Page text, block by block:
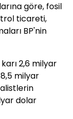
göre, fosil
ticareti,
BP'nin
2,6 milyar
milyar
dolar